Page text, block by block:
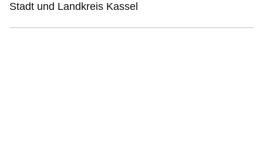
Stadt und Landkreis Kassel